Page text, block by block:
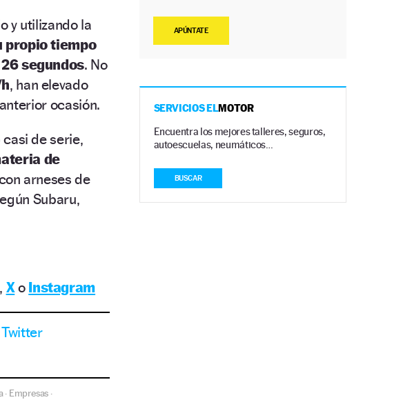
y utilizando la
propio tiempo
segundos. No
, han elevado
ocasión.
casi de serie,
de
arneses de
Subaru,
, Xo Instagram
· Empresas ·
APÚNTATE
SERVICIOS ELMOTOR
Encuentra los mejores talleres, seguros,
autoescuelas, neumáticos…
BUSCAR